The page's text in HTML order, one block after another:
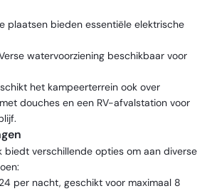
plaatsen bieden essentiële elektrische
watervoorziening beschikbaar voor
het kampeerterrein ook over
met douches en een RV-afvalstation voor
biedt verschillende opties om aan diverse
per nacht, geschikt voor maximaal 8